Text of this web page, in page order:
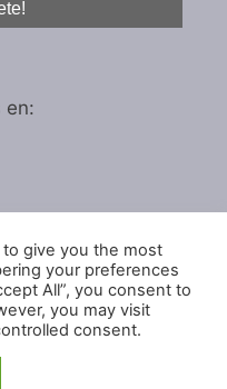
en:
give you the most
your preferences
All”, you consent to
you may visit
consent.